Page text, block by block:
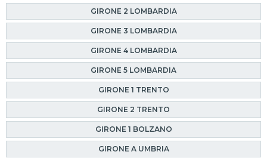
GIRONE 2 LOMBARDIA
GIRONE 3 LOMBARDIA
GIRONE 4 LOMBARDIA
GIRONE 5 LOMBARDIA
GIRONE 1 TRENTO
GIRONE 2 TRENTO
GIRONE 1 BOLZANO
GIRONE A UMBRIA